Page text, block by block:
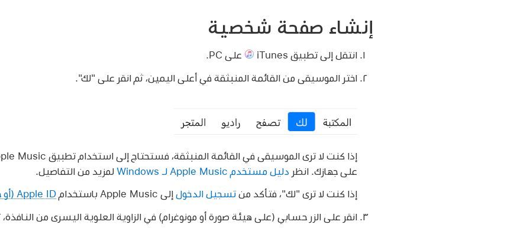
إنشاء صفحة شخصية
انتقل إلى تطبيق iTunes على PC.
اختر الموسيقى من القائمة المنبثقة في أعلى اليمين، ثم انقر على "لك".
إذا كنت لا ترى الموسيقى في القائمة المنبثقة، فستحتاج إلى استخدام تطبيق Apple Music ‏
على جهازك. انظر دليل مستخدم Apple Music لـ Windows لمزيد من التفاصيل.
إذا كنت لا ترى "لك"، فتأكد من تسجيل الدخول إلى Apple Music باستخدام Apple ID (أو حساب Apple)
انقر على الزر حسابي (على هيئة صورة أو مونوغرام) في الزاوية العلوية اليسرى من النافذة،